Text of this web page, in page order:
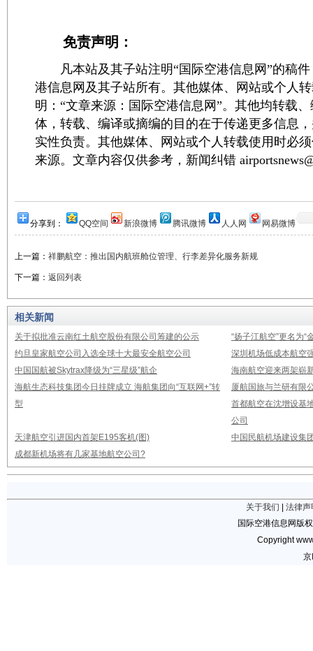
免责声明：
凡本站及其子站注明“国际空港信息网”的稿件
港信息网及其子站所有。其他媒体、网站或个人
明：“文章来源：国际空港信息网”。其他均转载
体，转载、编译或摘编的目的在于传递更多信息
实性负责。其他媒体、网站或个人转载使用时必
来源。文章内容仅供参考，新闻纠错
分享到： QQ空间 新浪微博 腾讯微博 人人网 网易微博
上一篇： 祥鹏航空：推出国内航班舱位管理、行李差异化服务新规
下一篇： 返回列表
相关新闻
关于拟批准云南红土航空股份有限公司筹建的公示
“扬子江航空”更名为“
约旦皇家航空公司入选全球十大最安全航空公司
深圳机场低成本航空
中国国航被Skytrax降级为“三星级”航企
海南航空迎来两架崭
海航生态科技集团今日挂牌成立 海航集团向“互联网+”转
型
厦航国旅与兰研有限
首都航空在沈增设基
公司
天津航空引进国内首架E195客机(图)
中国民航机场建设集
成都新机场将有几家基地航空公司?
关于我们
法律声
国际空港信息网版
Copyright